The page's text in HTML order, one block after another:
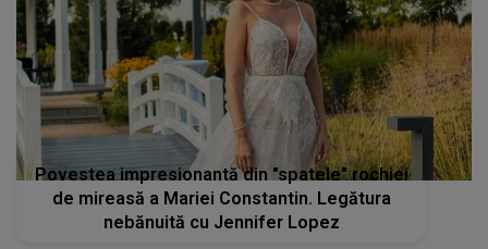
Povestea impresionantă din "spatele" rochiei
de mireasă a Mariei Constantin. Legătura
nebănuită cu Jennifer Lopez